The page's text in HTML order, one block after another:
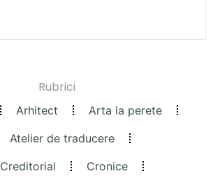
Rubrici
Arhitect
Arta la perete
Atelier de traducere
Creditorial
Cronice